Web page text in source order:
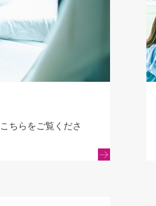
ちらをご覧くださ